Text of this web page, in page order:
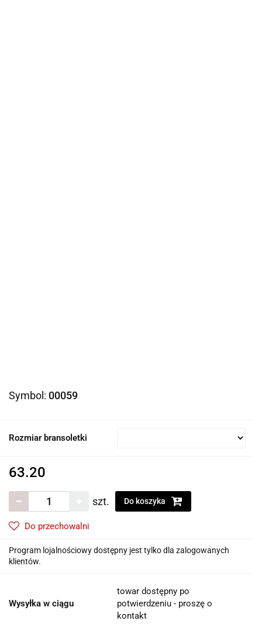
Symbol: 00059
Rozmiar bransoletki
63.20
szt. Do koszyka
Do przechowalni
Program lojalnościowy dostępny jest tylko dla zalogowanych
klientów.
Wysyłka w ciągu
towar dostępny po
potwierdzeniu - proszę o
kontakt